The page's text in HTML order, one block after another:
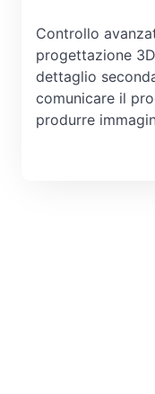
Controllo
progettazione
dettaglio
comunicare il
produrre